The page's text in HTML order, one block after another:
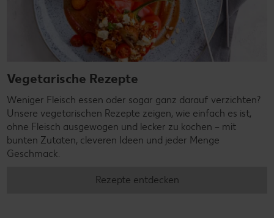
Vegetarische Rezepte
Weniger Fleisch essen oder sogar ganz darauf verzichten?
Unsere vegetarischen Rezepte zeigen, wie einfach es ist,
ohne Fleisch ausgewogen und lecker zu kochen – mit
bunten Zutaten, cleveren Ideen und jeder Menge
Geschmack.
Rezepte entdecken